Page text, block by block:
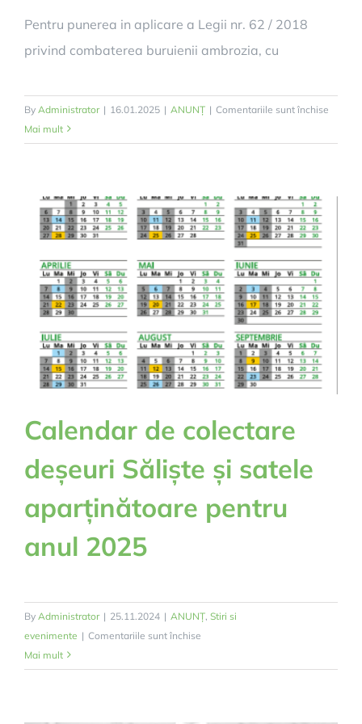
Pentru punerea in aplicare a Legii nr. 62 / 2018
privind combaterea buruienii ambrozia, cu
By Administrator | 16.01.2025 | ANUNȚ | Comentariile sunt închise
Mai mult
Calendar de colectare
deșeuri Săliște și satele
aparținătoare pentru
anul 2025
By Administrator | 25.11.2024 | ANUNȚ, Stiri si
evenimente | Comentariile sunt închise
de
Mai mult